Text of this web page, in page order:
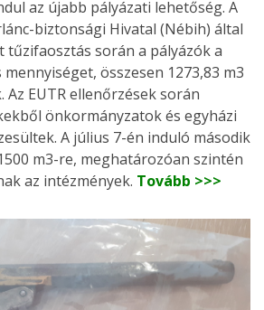
az újabb pályázati lehetőség. A
biztonsági Hivatal (Nébih) által
során a pályázók a
összesen 1273,83 m3
EUTR ellenőrzések során
önkormányzatok és egyházi
A július 7-én induló második
m3-re, meghatározóan szintén
az intézmények. Tovább >>>